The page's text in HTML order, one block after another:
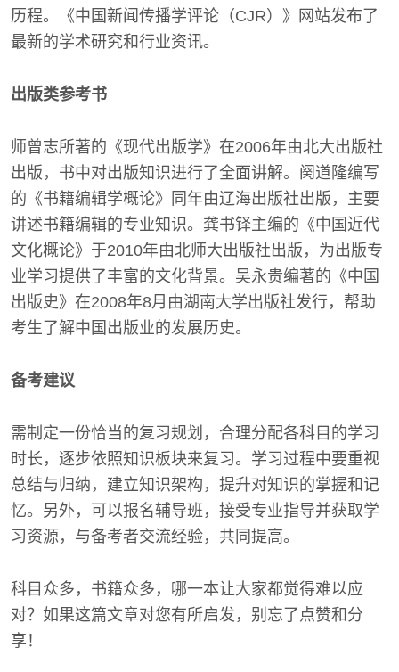
历程。《中国新闻传播学评论（CJR）》网站发布了
最新的学术研究和行业资讯。
出版类参考书
师曾志所著的《现代出版学》在2006年由北大出版社
出版，书中对出版知识进行了全面讲解。阕道隆编写
的《书籍编辑学概论》同年由辽海出版社出版，主要
讲述书籍编辑的专业知识。龚书铎主编的《中国近代
文化概论》于2010年由北师大出版社出版，为出版专
业学习提供了丰富的文化背景。吴永贵编著的《中国
出版史》在2008年8月由湖南大学出版社发行，帮助
考生了解中国出版业的发展历史。
备考建议
需制定一份恰当的复习规划，合理分配各科目的学习
时长，逐步依照知识板块来复习。学习过程中要重视
总结与归纳，建立知识架构，提升对知识的掌握和记
忆。另外，可以报名辅导班，接受专业指导并获取学
习资源，与备考者交流经验，共同提高。
科目众多，书籍众多，哪一本让大家都觉得难以应
对？如果这篇文章对您有所启发，别忘了点赞和分
享！